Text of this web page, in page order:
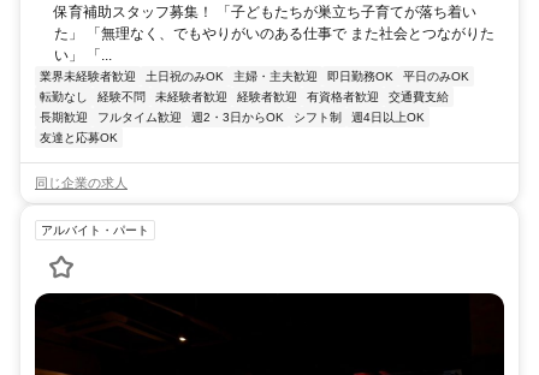
保育補助スタッフ募集！ 「子どもたちが巣立ち子育てが落ち着い
た」 「無理なく、でもやりがいのある仕事で また社会とつながりた
い」 「...
業界未経験者歓迎 土日祝のみOK 主婦・主夫歓迎 即日勤務OK
平日のみOK
転勤なし
経験不問 未経験者歓迎 経験者歓迎 有資格者歓迎
交通費支給
長期歓迎
フルタイム歓迎 週2・3日からOK シフト制
週4日以上OK
友達と応募OK
同じ企業の求人
アルバイト・パート